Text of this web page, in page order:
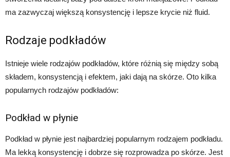
ma zazwyczaj większą konsystencję i lepsze krycie niż fluid.
Rodzaje podkładów
Istnieje wiele rodzajów podkładów, które różnią się między sobą
składem, konsystencją i efektem, jaki dają na skórze. Oto kilka
popularnych rodzajów podkładów:
Podkład w płynie
Podkład w płynie jest najbardziej popularnym rodzajem podkładu.
Ma lekką konsystencję i dobrze się rozprowadza po skórze. Jest